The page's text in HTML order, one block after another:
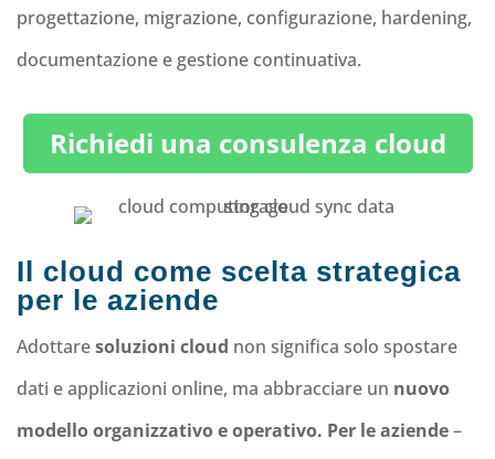
progettazione, migrazione, configurazione, hardening,
documentazione e gestione continuativa.
Richiedi una consulenza cloud
Il cloud come scelta strategica
per le aziende
Adottaresoluzioni cloud non significa solo spostare
dati e applicazioni online, ma abbracciare un nuovo
modello organizzativo e operativo. Per le aziende–